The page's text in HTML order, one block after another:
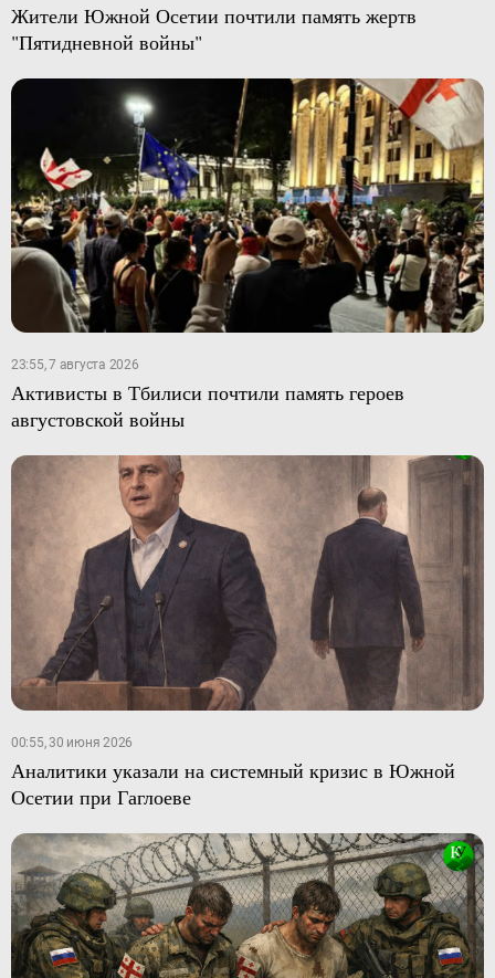
Жители Южной Осетии почтили память жертв
"Пятидневной войны"
23:55, 7 августа 2026
Активисты в Тбилиси почтили память героев
августовской войны
00:55, 30 июня 2026
Аналитики указали на системный кризис в Южной
Осетии при Гаглоеве